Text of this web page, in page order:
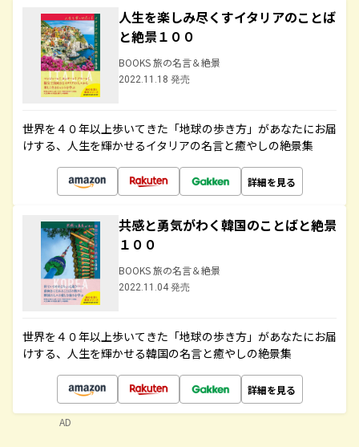
人生を楽しみ尽くすイタリアのことば
と絶景１００
BOOKS 旅の名言＆絶景
2022.11.18 発売
世界を４０年以上歩いてきた「地球の歩き方」があなたにお届
けする、人生を輝かせるイタリアの名言と癒やしの絶景集
詳細を見る
共感と勇気がわく韓国のことばと絶景
１００
BOOKS 旅の名言＆絶景
2022.11.04 発売
世界を４０年以上歩いてきた「地球の歩き方」があなたにお届
けする、人生を輝かせる韓国の名言と癒やしの絶景集
詳細を見る
AD